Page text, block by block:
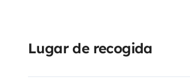
Lugar de recogida